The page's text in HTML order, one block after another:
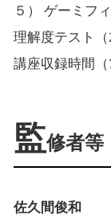
５） ゲーミフ
理解度テスト（
講座収録時間（
監修者等
佐久間俊和